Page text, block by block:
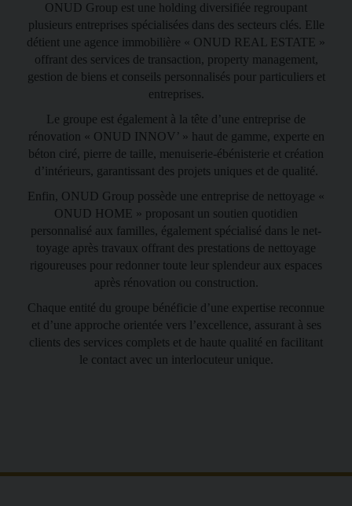
ONUD Group est une holding diver­sifiée regroupant
plusieurs entre­prises spécialisées dans des secteurs clés. Elle
détient une agence immobilière « ONUD REAL ESTATE »
offrant des services de transaction, property management,
gestion de biens et conseils per­sonnalisés pour particuliers et
entreprises.
Le groupe est également à la tête d’une entreprise de
rénovation « ONUD INNOV’ » haut de gamme, experte en
béton ciré, pierre de taille, menuiserie-ébénisterie et création
d’intérieurs, garantissant des projets uniques et de qualité.
Enfin, ONUD Group possède une entreprise de nettoyage «
ONUD HOME » proposant un soutien quo­tidien
personnalisé aux familles, également spécialisé dans le net­
toyage après travaux offrant des prestations de nettoyage
rigou­reuses pour redonner toute leur splendeur aux espaces
après réno­vation ou construction.
Chaque entité du groupe bénéficie d’une expertise reconnue
et d’une approche orientée vers l’excellence, assurant à ses
clients des services complets et de haute qualité en facilitant
le contact avec un interlo­cuteur unique.